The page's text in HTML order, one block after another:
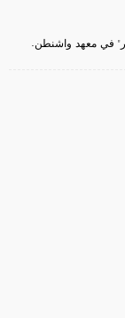
في معهد واشنطن.